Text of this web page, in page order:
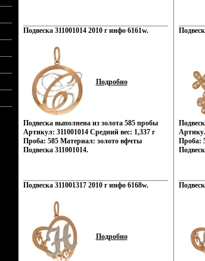
Подвеска 311001014 2010 г инфо 6161w.
Подробно
Подвеска выполнена из золота 585 пробы
Артикул: 311001014 Средний вес: 1,337 г
Проба: 585 Материал: золото вфчты
Подвеска 311001014.
Подвеска 311001317 2010 г инфо 6168w.
Подробно
Проба: